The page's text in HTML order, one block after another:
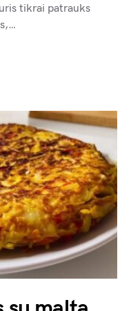
tikrai patrauks